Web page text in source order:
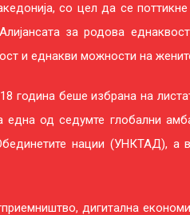
со цел да се
за родова
и еднакви можности на
година беше избрана на
една од седумте глобални
нации (УНКТАД), а
дигитална